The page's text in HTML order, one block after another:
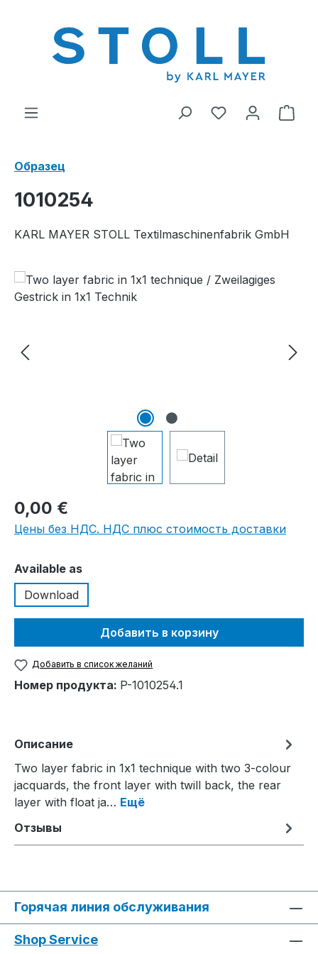
У вас есть В
Образец
1010254
KARL MAYER STOLL Textilmaschinenfabrik GmbH
Пропустить галерею изображений
0,00 €
Цены без НДС. НДС плюс стоимость доставки
Выберите
Available as
Download
Добавить в корзину
Добавить в список желаний
Номер продукта: P-1010254.1
Описание
Two layer fabric in 1x1 technique with two 3-colour
jacquards, the front layer with twill back, the rear
layer with float ja… Ещё
Отзывы
Горячая линия обслуживания
Shop Service